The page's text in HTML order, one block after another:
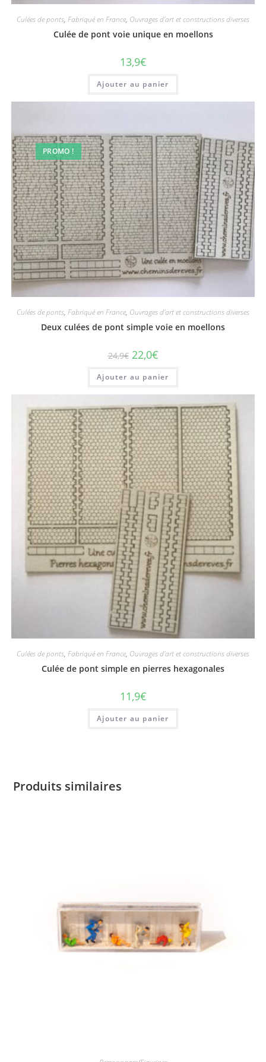
Culées de ponts, Fabriqué en France, Ouvrages d'art et constructions diverses
Culée de pont voie unique en moellons
13,9€
Ajouter au panier
PROMO !
Culées de ponts, Fabriqué en France, Ouvrages d'art et constructions diverses
Deux culées de pont simple voie en moellons
24,9€ 22,0€
Ajouter au panier
Culées de ponts, Fabriqué en France, Ouvrages d'art et constructions diverses
Culée de pont simple en pierres hexagonales
11,9€
Ajouter au panier
Produits similaires